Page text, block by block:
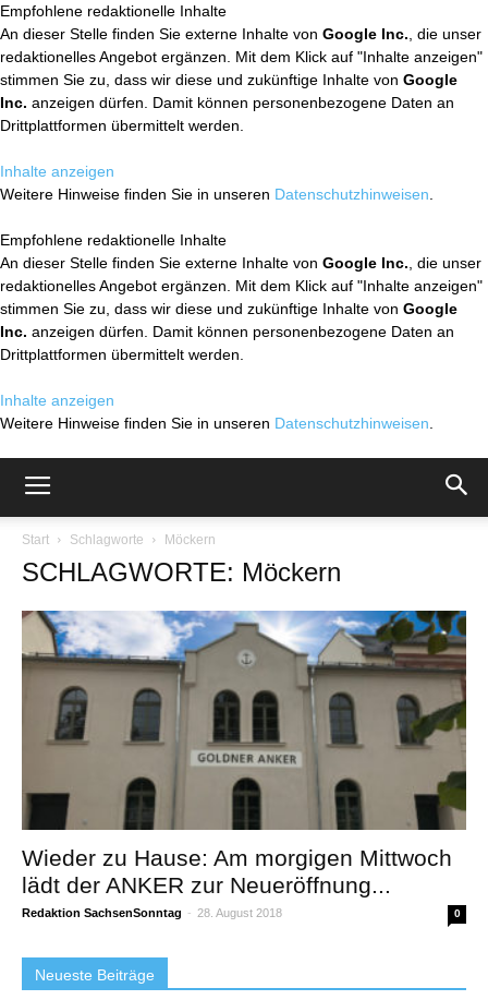
Empfohlene redaktionelle Inhalte
An dieser Stelle finden Sie externe Inhalte von Google Inc. , die unser
redaktionelles Angebot ergänzen. Mit dem Klick auf "Inhalte anzeigen"
stimmen Sie zu, dass wir diese und zukünftige Inhalte von Google
Inc. anzeigen dürfen. Damit können personenbezogene Daten an
Drittplattformen übermittelt werden.
Inhalte anzeigen
Weitere Hinweise finden Sie in unseren Datenschutzhinweisen
Empfohlene redaktionelle Inhalte
An dieser Stelle finden Sie externe Inhalte von Google Inc. , die unser
redaktionelles Angebot ergänzen. Mit dem Klick auf "Inhalte anzeigen"
stimmen Sie zu, dass wir diese und zukünftige Inhalte von Google
Inc. anzeigen dürfen. Damit können personenbezogene Daten an
Drittplattformen übermittelt werden.
Inhalte anzeigen
Weitere Hinweise finden Sie in unseren Datenschutzhinweisen
Start Schlagworte Möckern
SCHLAGWORTE: Möckern
Wieder zu Hause: Am morgigen Mittwoch
lädt der ANKER zur Neueröffnung...
Redaktion SachsenSonntag - 28. August 2018 0
Neueste Beiträge